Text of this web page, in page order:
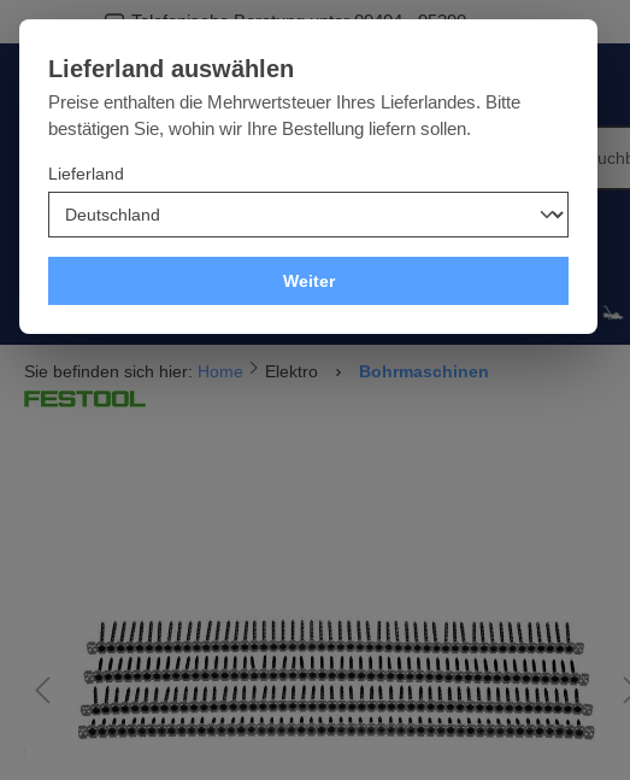
Zur Hauptnavigation springen
Telefonische Beratung unter 09404 - 95390
Lieferland: Deutschland
Qualität · Vielfalt · Kompetenz - alles unter einem Dach
Sie befinden sich hier: Home Elektro Bohrmaschinen
Lieferland auswählen
Preise enthalten die Mehrwertsteuer Ihres Lieferlandes. Bitte
bestätigen Sie, wohin wir Ihre Bestellung liefern sollen.
Lieferland
Weiter